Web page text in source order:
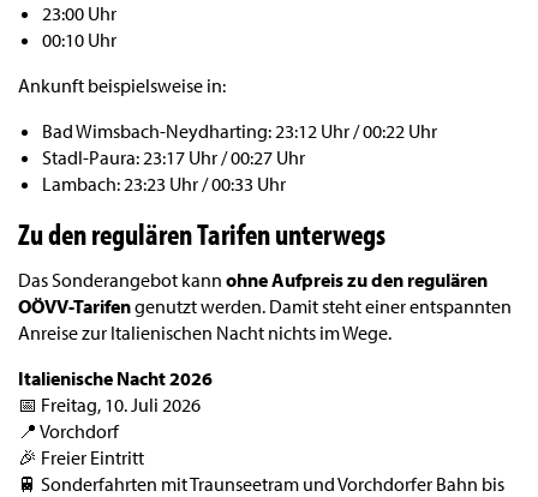
23:00 Uhr
00:10 Uhr
Ankunft beispielsweise in:
Bad Wimsbach-Neydharting: 23:12 Uhr / 00:22 Uhr
Stadl-Paura: 23:17 Uhr / 00:27 Uhr
Lambach: 23:23 Uhr / 00:33 Uhr
Zu den regulären Tarifen unterwegs
Das Sonderangebot kann ohne Aufpreis zu den regulären
OÖVV-Tarifengenutzt werden. Damit steht einer entspannten
Anreise zur Italienischen Nacht nichts im Wege.
Italienische Nacht 2026
📅 Freitag, 10. Juli 2026
📍 Vorchdorf
🎉 Freier Eintritt
🚆 Sonderfahrten mit Traunseetram und Vorchdorfer Bahn bis